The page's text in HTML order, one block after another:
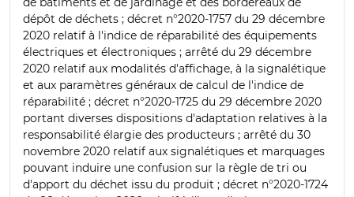
dépôt de déchets ; décret n°2020-1757 du 29 décembre
2020 relatif à l'indice de réparabilité des équipements
électriques et électroniques ; arrêté du 29 décembre
2020 relatif aux modalités d'affichage, à la signalétique
et aux paramètres généraux de calcul de l'indice de
réparabilité ; décret n°2020-1725 du 29 décembre 2020
portant diverses dispositions d'adaptation relatives à la
responsabilité élargie des producteurs ; arrêté du 30
novembre 2020 relatif aux signalétiques et marquages
pouvant induire une confusion sur la règle de tri ou
d'apport du déchet issu du produit ; décret n°2020-1724